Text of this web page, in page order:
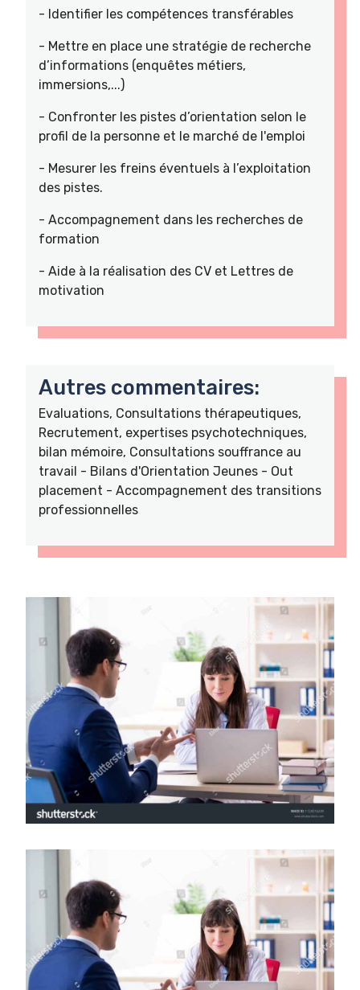
- Identifier les compétences transférables
- Mettre en place une stratégie de recherche
d’informations (enquêtes métiers,
immersions,...)
- Confronter les pistes d’orientation selon le
profil de la personne et le marché de l'emploi
- Mesurer les freins éventuels à l’exploitation
des pistes.
- Accompagnement dans les recherches de
formation
- Aide à la réalisation des CV et Lettres de
motivation
Autres commentaires:
Evaluations, Consultations thérapeutiques,
Recrutement, expertises psychotechniques,
bilan mémoire, Consultations souffrance au
travail - Bilans d'Orientation Jeunes - Out
placement - Accompagnement des transitions
professionnelles